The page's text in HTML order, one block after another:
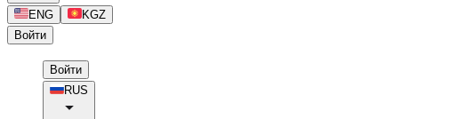
ENG
KGZ
Войти
Войти
RUS